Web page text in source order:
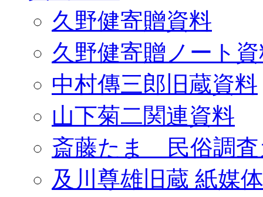
久野健寄贈資料
久野健寄贈ノート
中村傳三郎旧蔵資料
山下菊二関連資料
斎藤たま 民俗調査
及川尊雄旧蔵 紙媒